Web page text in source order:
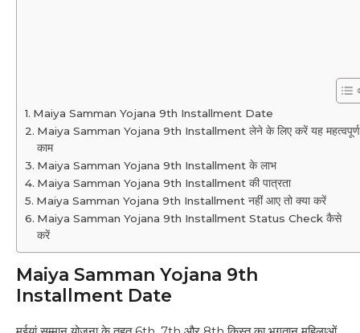
Maiya Samman Yojana 9th Installment Date
Maiya Samman Yojana 9th Installment लेने के लिए करें यह महत्वपूर्ण
काम
Maiya Samman Yojana 9th Installment के लाभ
Maiya Samman Yojana 9th Installment की पात्रता
Maiya Samman Yojana 9th Installment नहीं आए तो क्या करें
Maiya Samman Yojana 9th Installment Status Check कैसे
करें
Maiya Samman Yojana 9th
Installment Date